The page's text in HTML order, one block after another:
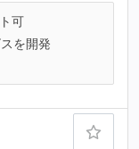
可
を開発